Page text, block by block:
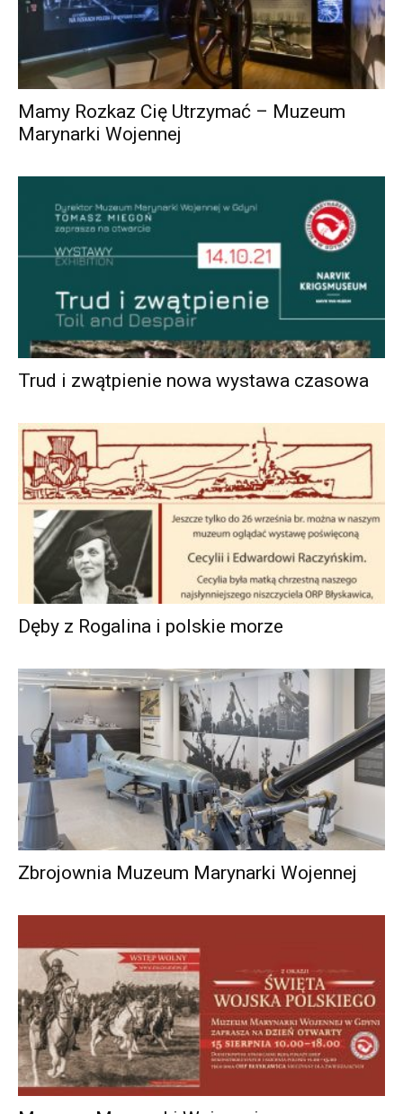
Mamy Rozkaz Cię Utrzymać – Muzeum
Marynarki Wojennej
Trud i zwątpienie nowa wystawa czasowa
Dęby z Rogalina i polskie morze
Zbrojownia Muzeum Marynarki Wojennej